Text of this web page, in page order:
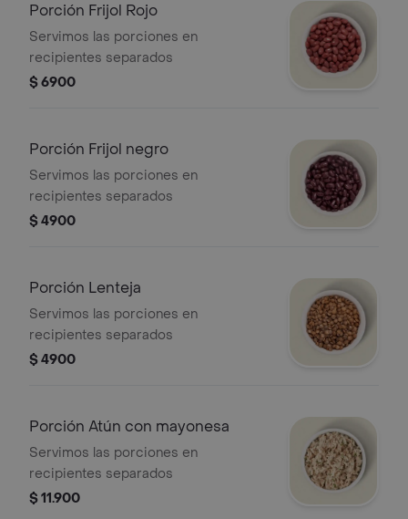
Porción Frijol Rojo
Servimos las porciones en
recipientes separados
$ 6900
Porción Frijol negro
Servimos las porciones en
recipientes separados
$ 4900
Porción Lenteja
Servimos las porciones en
recipientes separados
$ 4900
Porción Atún con mayonesa
Servimos las porciones en
recipientes separados
$ 11.900